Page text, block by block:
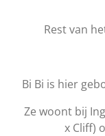
Rest van
Bi Bi is hier
Ze woont bij
x Cliff)